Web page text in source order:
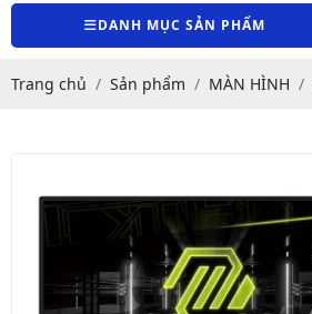
DANH MỤC SẢN PHẨM
Trang chủ Sản phẩm MÀN HÌNH